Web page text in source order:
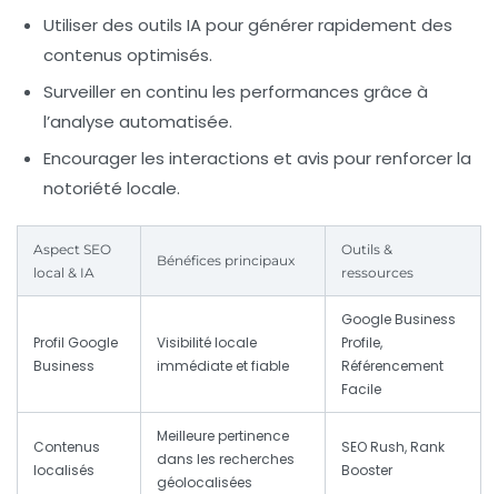
Utiliser des outils IA pour générer rapidement des
contenus optimisés.
Surveiller en continu les performances grâce à
l’analyse automatisée.
Encourager les interactions et avis pour renforcer la
notoriété locale.
Aspect SEO
local & IA
Bénéfices principaux
Outils &
ressources
Profil Google
Business
Visibilité locale
immédiate et fiable
Google Business
Profile,
Référencement
Facile
Contenus
localisés
Meilleure pertinence
dans les recherches
géolocalisées
SEO Rush, Rank
Booster